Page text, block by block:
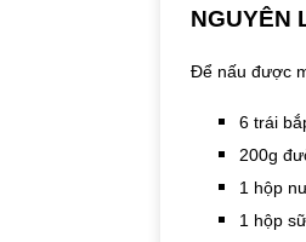
NGUYÊN
Để nấu được
6 trái
200g
1 hộp
1 hộp